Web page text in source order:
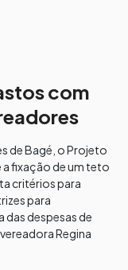
com
de Bagé, o Projeto
fixação de um teto
critérios para
para
despesas de
Regina